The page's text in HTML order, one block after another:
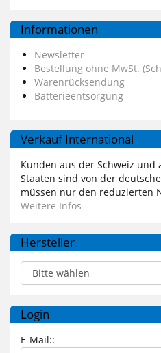
Informationen
Newsletter
Bestellung ohne MwSt.
Warenrücksendung
Batterieentsorgung
Verkauf International
Kunden aus der Schweiz und
Staaten sind von der
müssen nur den reduzierten
Weitere Infos
Hersteller
Login
E-Mail::